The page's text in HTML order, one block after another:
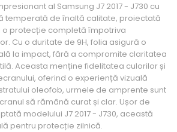
al Samsung J7 2017 - J730 cu
temperată de înaltă calitate, proiectată
o protecție completă împotriva
Cu o duritate de 9H, folia asigură o
la impact, fără a compromite claritatea
Aceasta menține fidelitatea culorilor și
oferind o experiență vizuală
oleofob, urmele de amprente sunt
să rămână curat și clar. Ușor de
modelului J7 2017 - J730, această
pentru protecție zilnică.